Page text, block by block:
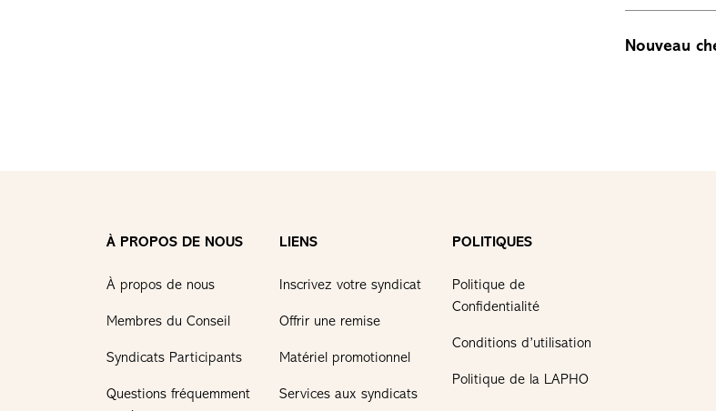
Nouveau
À PROPOS DE NOUS
À propos de nous
Membres du Conseil
Syndicats Participants
Questions fréquemment
LIENS
Inscrivez votre syndicat
Offrir une remise
Matériel promotionnel
Services aux syndicats
POLITIQUES
Politique de
Confidentialité
Conditions d’utilisation
Politique de la LAPHO